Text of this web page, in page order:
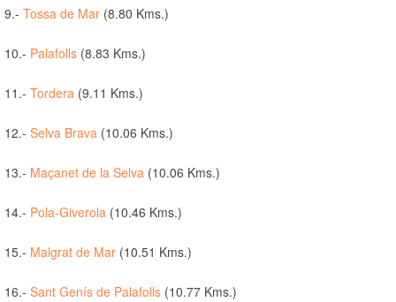
9.- Tossa de Mar (8.80 Kms.)
10.- Palafolls (8.83 Kms.)
11.- Tordera (9.11 Kms.)
12.- Selva Brava (10.06 Kms.)
13.- Maçanet de la Selva (10.06 Kms.)
14.- Pola-Giverola (10.46 Kms.)
15.- Malgrat de Mar (10.51 Kms.)
16.- Sant Genís de Palafolls (10.77 Kms.)